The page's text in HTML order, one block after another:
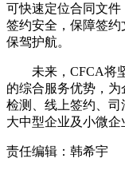
可快速定位合同文
签约安全，保障签
保驾护航。
未来，CFCA将
的综合服务优势，
检测、线上签约、
大中型企业及小微
责任编辑：韩希宇